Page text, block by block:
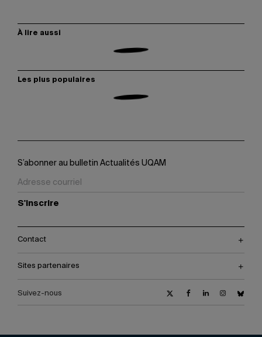
À lire aussi
Les plus populaires
S’abonner au bulletin Actualités UQAM
S'inscrire
Contact
Sites partenaires
Suivez-nous